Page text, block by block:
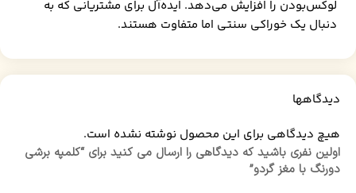
لوکس‌بودن را افزایش می‌دهد. ایده‌آل برای مشتریانی که به
دنبال یک خوراکی سنتی اما متفاوت هستند.
دیدگاهها
هیچ دیدگاهی برای این محصول نوشته نشده است.
اولین نفری باشید که دیدگاهی را ارسال می کنید برای “کلمپه برشی
دورنگ با مغز گردو”